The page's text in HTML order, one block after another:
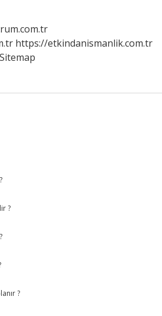
https://etkindanismanlik.com.tr
Sitemap
?
?